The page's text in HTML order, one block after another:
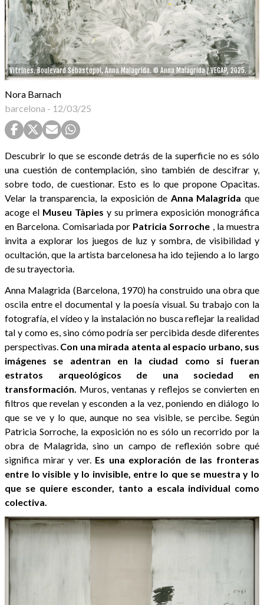
Vitrines. Boulevard Sébastopol, Anna Malagrida. © Anna Malagrida / VEGAP, 2025.
Nora Barnach
barcelona - 12/03/25
Descubrir lo que se esconde detrás de la superficie no es sólo
una cuestión de contemplación, sino también de descifrar y,
sobre todo, de cuestionar. Esto es lo que propone Opacitas.
Velar la transparencia, la exposición de Anna Malagrida que
acoge el Museu Tàpies y su primera exposición monográfica
en Barcelona. Comisariada por Patricia Sorroche , la muestra
invita a explorar los juegos de luz y sombra, de visibilidad y
ocultación, que la artista barcelonesa ha ido tejiendo a lo largo
de su trayectoria.
Anna Malagrida (Barcelona, 1970) ha construido una obra que
oscila entre el documental y la poesía visual. Su trabajo con la
fotografía, el vídeo y la instalación no busca reflejar la realidad
tal y como es, sino cómo podría ser percibida desde diferentes
perspectivas. Con una mirada atenta al espacio urbano, sus
imágenes se adentran en la ciudad como si fueran
estratos arqueológicos de una sociedad en
transformación. Muros, ventanas y reflejos se convierten en
filtros que revelan y esconden a la vez, poniendo en diálogo lo
que se ve y lo que, aunque no sea visible, se percibe. Según
Patricia Sorroche, la exposición no es sólo un recorrido por la
obra de Malagrida, sino un campo de reflexión sobre qué
significa mirar y ver. Es una exploración de las fronteras
entre lo visible y lo invisible, entre lo que se muestra y lo
que se quiere esconder, tanto a escala individual como
colectiva.